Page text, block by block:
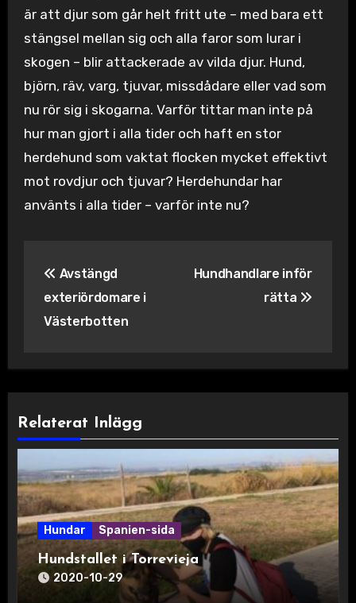
är att djur som går helt fritt ute – med bara ett
stängsel mellan sig och alla faror som lurar i
skogen – blir attackerade av vilda djur. Hund,
björn, räv, varg, tjuvar, missdådare eller vad som
nu rör sig i skogarna. Varför tittar man inte på
hur man gjort i alla tider och haft en stor
herdehund som vaktat flocken mycket effektivt
mot rovdjur och tjuvar? Herdehundar har
använts i alla tider – varför inte nu?
Avstängd
exteriördomare i
Västerbotten
Hundhandlare inför
rätta
Relaterat Inlägg
Hundar Spanien-sida
Hundstallet i Torrevieja
2020-10-29